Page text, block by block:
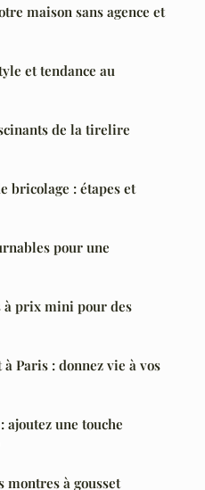
maison sans agence et
et tendance au
de la tirelire
bricolage : étapes et
pour une
à prix mini pour des
Paris : donnez vie à vos
une touche
montres à gousset